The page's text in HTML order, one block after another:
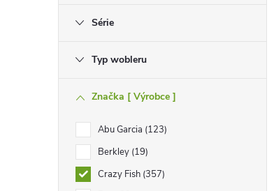
Série
Typ wobleru
Značka [ Výrobce ]
Abu Garcia 123
Berkley 19
Crazy Fish 357